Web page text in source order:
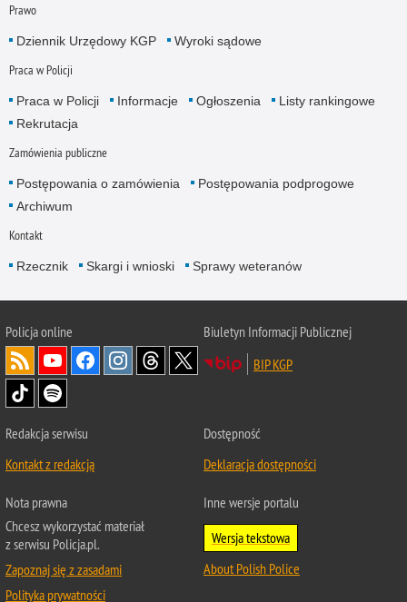
Prawo
Dziennik Urzędowy KGP Wyroki sądowe
Praca w Policji
Praca w Policji Informacje Ogłoszenia
Listy rankingowe
Rekrutacja
Zamówienia publiczne
Postępowania o zamówienia
Postępowania podprogowe
Archiwum
Kontakt
Rzecznik Skargi i wnioski Sprawy weteranów
Policjaonline
Biuletyn Informacji Publicznej
BIP KGP
Redakcja serwisu
Kontakt z redakcją
Dostępność
Deklaracja dostępności
Nota prawna
Chcesz wykorzystać materiał
z serwisu Policja.pl.
Zapoznaj się z zasadami
Polityka prywatności
Inne wersje portalu
Wersja tekstowa
About Polish Police